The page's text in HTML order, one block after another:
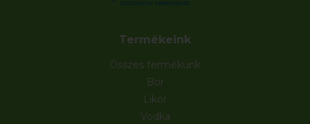
Termékeink
Összes termékünk
Bor
Likőr
Vodka